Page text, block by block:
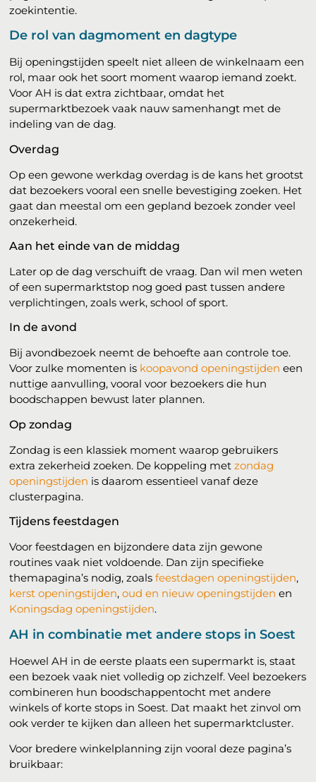
zoekintentie.
De rol van dagmoment en dagtype
Bij openingstijden speelt niet alleen de winkelnaam een
rol, maar ook het soort moment waarop iemand zoekt.
Voor AH is dat extra zichtbaar, omdat het
supermarktbezoek vaak nauw samenhangt met de
indeling van de dag.
Overdag
Op een gewone werkdag overdag is de kans het grootst
dat bezoekers vooral een snelle bevestiging zoeken. Het
gaat dan meestal om een gepland bezoek zonder veel
onzekerheid.
Aan het einde van de middag
Later op de dag verschuift de vraag. Dan wil men weten
of een supermarktstop nog goed past tussen andere
verplichtingen, zoals werk, school of sport.
In de avond
Bij avondbezoek neemt de behoefte aan controle toe.
Voor zulke momenten is koopavond openingstijden een
nuttige aanvulling, vooral voor bezoekers die hun
boodschappen bewust later plannen.
Op zondag
Zondag is een klassiek moment waarop gebruikers
extra zekerheid zoeken. De koppeling metzondag
openingstijden is daarom essentieel vanaf deze
clusterpagina.
Tijdens feestdagen
Voor feestdagen en bijzondere data zijn gewone
routines vaak niet voldoende. Dan zijn specifieke
themapagina’s nodig, zoalsfeestdagen openingstijden,
kerst openingstijden,oud en nieuw openingstijden en
Koningsdag openingstijden.
AH in combinatie met andere stops in Soest
Hoewel AH in de eerste plaats een supermarkt is, staat
een bezoek vaak niet volledig op zichzelf. Veel bezoekers
combineren hun boodschappentocht met andere
winkels of korte stops in Soest. Dat maakt het zinvol om
ook verder te kijken dan alleen het supermarktcluster.
Voor bredere winkelplanning zijn vooral deze pagina’s
bruikbaar: